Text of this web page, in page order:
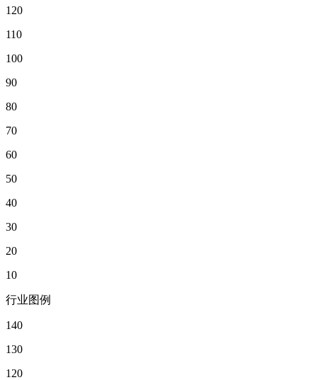
120
110
100
90
80
70
60
50
40
30
20
10
行业图例
140
130
120